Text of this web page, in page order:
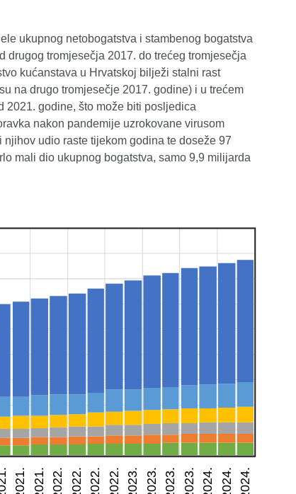
ukupnog netobogatstva i stambenog bogatstva
drugog tromjesečja 2017. do trećeg tromjesečja
kućanstava u Hrvatskoj bilježi stalni rast
na drugo tromjesečje 2017. godine) i u trećem
2021. godine, što može biti posljedica
nakon pandemije uzrokovane virusom
udio raste tijekom godina te doseže 97
mali dio ukupnog bogatstva, samo 9,9 milijarda